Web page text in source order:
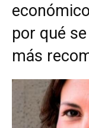
por qué
más